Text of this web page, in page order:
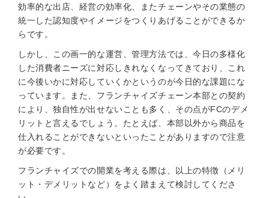
効率的な出店、経営の効率化、またチェーンやその業態の
統一した認知度やイメージをつくりあげることができるか
らです。
しかし、この画一的な運営、管理方法では、今日の多様化
した消費者ニーズに対応しきれなくなってきており、これ
に今後いかに対応していくかというのが今日的な課題にな
っています。また、フランチャイズチェーン本部との契約
により、独自性が出せないことも多く、その点がFCのデメ
リットと言えるでしょう。たとえば、本部以外から商品を
仕入れることができないといったことがありますので注意
が必要です。
フランチャイズでの開業を考える際は、以上の特徴（メリ
ット・デメリットなど）をよく踏まえて検討してくださ